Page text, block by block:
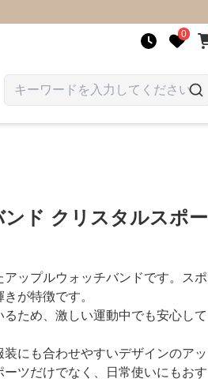
0
ド クリスタルスポー
ップルウォッチバンドです。スポ
が特徴です。
ため、激しい運動中でも安心して
にも合わせやすいデザインのアッ
ツだけでなく、日常使いにもおす